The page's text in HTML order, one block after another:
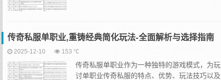
传奇私服单职业,重铸经典简化玩法-全面解析与选择指南
2025-12-10 153 ℃
传奇私服单职业作为一种独特的游戏模式，为
讨单职业传奇私服的特点、优势、玩法技巧以